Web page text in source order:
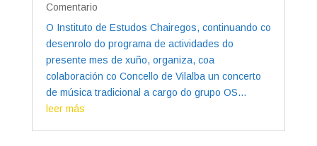
Comentario
O Instituto de Estudos Chairegos, continuando co
desenrolo do programa de actividades do
presente mes de xuño, organiza, coa
colaboración co Concello de Vilalba un concerto
de música tradicional a cargo do grupo OS...
leer más